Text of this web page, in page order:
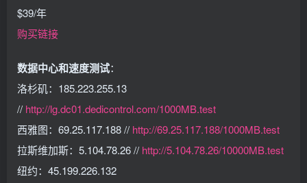
$39/年
购买链接
数据中心和速度测试：
洛杉矶：185.223.255.13
// http://lg.dc01.dedicontrol.com/1000MB.test
西雅图：69.25.117.188 // http://69.25.117.188/1000MB.test
拉斯维加斯：5.104.78.26 // http://5.104.78.26/10000MB.test
纽约：45.199.226.132